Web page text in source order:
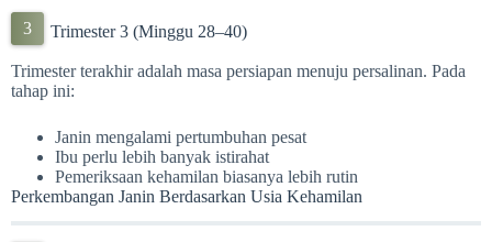
Trimester 3 (Minggu 28–40)
Trimester terakhir adalah masa persiapan menuju persalinan. Pada
tahap ini:
Janin mengalami pertumbuhan pesat
Ibu perlu lebih banyak istirahat
Pemeriksaan kehamilan biasanya lebih rutin
Perkembangan Janin Berdasarkan Usia Kehamilan